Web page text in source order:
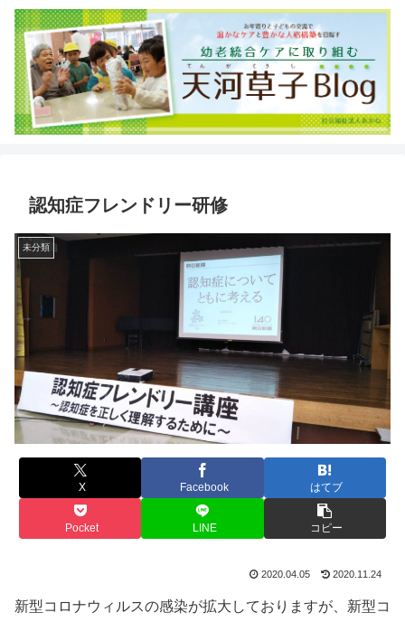
認知症フレンドリー研修
未分類
X Facebook はてブ
Pocket LINE コピー
2020.04.05 2020.11.24
新型コロナウィルスの感染が拡大しておりますが、新型コ